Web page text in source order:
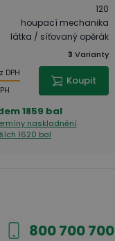
120
houpací mechanika
látka / síťovaný opěrák
3 Varianty
DPH
Koupit
1859 bal
naskladnění
1620 bal
800 700 700